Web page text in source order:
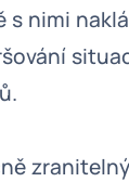
s nimi